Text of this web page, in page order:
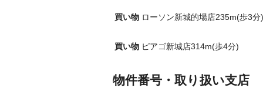
買い物 ローソン新城的場店235m(歩3分)
買い物 ピアゴ新城店314m(歩4分)
物件番号・取り扱い支店